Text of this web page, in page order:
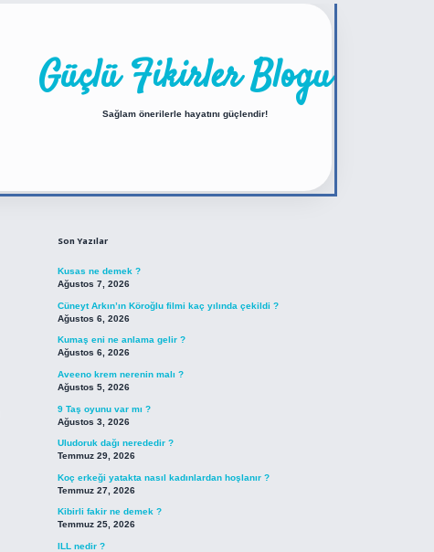
Güçlü Fikirler Blogu
Sağlam önerilerle hayatını güçlendir!
Son Yazılar
Kusas ne demek ?
Ağustos 7, 2026
Cüneyt Arkın’ın Köroğlu filmi kaç yılında çekildi ?
Ağustos 6, 2026
Kumaş eni ne anlama gelir ?
Ağustos 6, 2026
Aveeno krem nerenin malı ?
Ağustos 5, 2026
9 Taş oyunu var mı ?
Ağustos 3, 2026
Uludoruk dağı nerededir ?
Temmuz 29, 2026
Koç erkeği yatakta nasıl kadınlardan hoşlanır ?
Temmuz 27, 2026
Kibirli fakir ne demek ?
Temmuz 25, 2026
ILL nedir ?
https://betexper.live/